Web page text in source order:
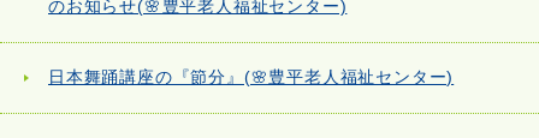
のお知らせ(🌸豊平老人福祉センター)
日本舞踊講座の『節分』(🌸豊平老人福祉センター)